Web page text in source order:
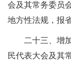
会及其常务委员
地方性法规，报
二十三、增加
民代表大会及其